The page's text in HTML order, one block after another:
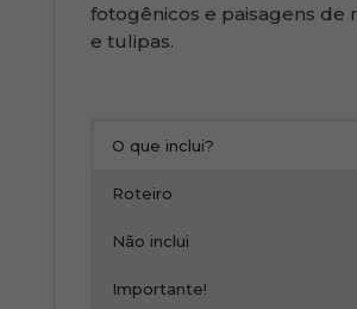
fotogênicos e paisagens de
e tulipas.
O que inclui?
Roteiro
Não inclui
Importante!